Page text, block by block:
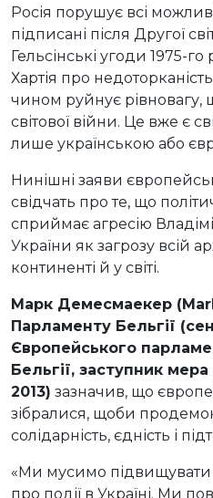
Росія порушує всі
підписані після Другої
Гельсінські угоди 1975-
Хартія про
чином руйнує рівновагу,
світової війни. Це вже є
лише українською або
Нинішні заяви
свідчать про те, що
сприймає агресію
України як загрозу всій
континенті й у світі.
Марк Демесмаекер
Парламенту Бельгії
Європейського
Бельгії, заступник
2013) зазначив, що
зібралися, щоби
солідарність, єдність і
«Ми мусимо підвищувати
про події в Україні. Ми